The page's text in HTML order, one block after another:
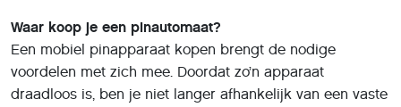
Waar koop je een pinautomaat?
Een mobiel pinapparaat kopen brengt de nodige
voordelen met zich mee. Doordat zo’n apparaat
draadloos is, ben je niet langer afhankelijk van een vaste